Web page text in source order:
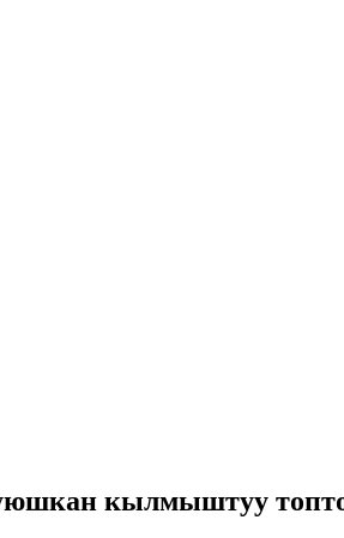
кылмыштуу